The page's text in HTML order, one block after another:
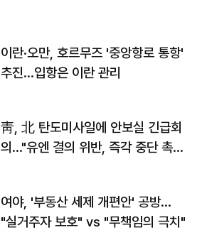
이란·오만, 호르무즈 '중앙항로 통항'
추진…입항은 이란 관리
靑, 北 탄도미사일에 안보실 긴급회
의…"유엔 결의 위반, 즉각 중단 촉
여야, '부동산 세제 개편안' 공방…
"실거주자 보호" vs "무책임의 극치"